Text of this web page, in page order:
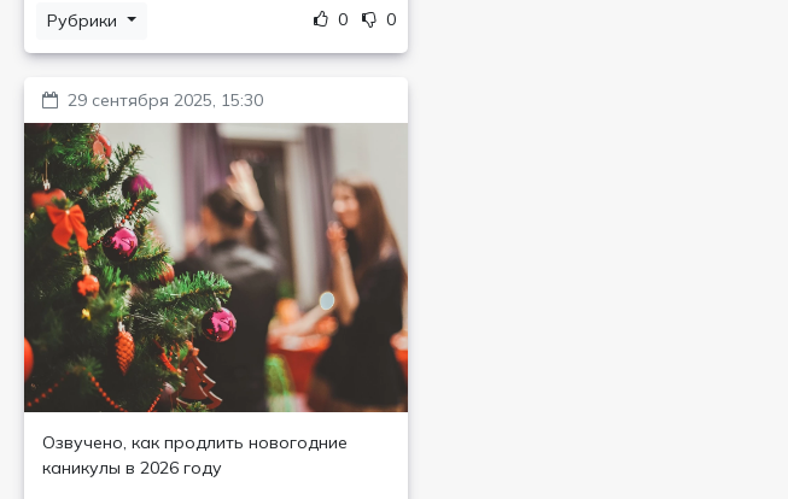
Рубрики 0 0
29 сентября 2025, 15:30
Озвучено, как продлить новогодние
каникулы в 2026 году